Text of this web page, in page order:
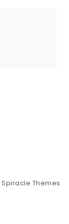
Spiracle Themes